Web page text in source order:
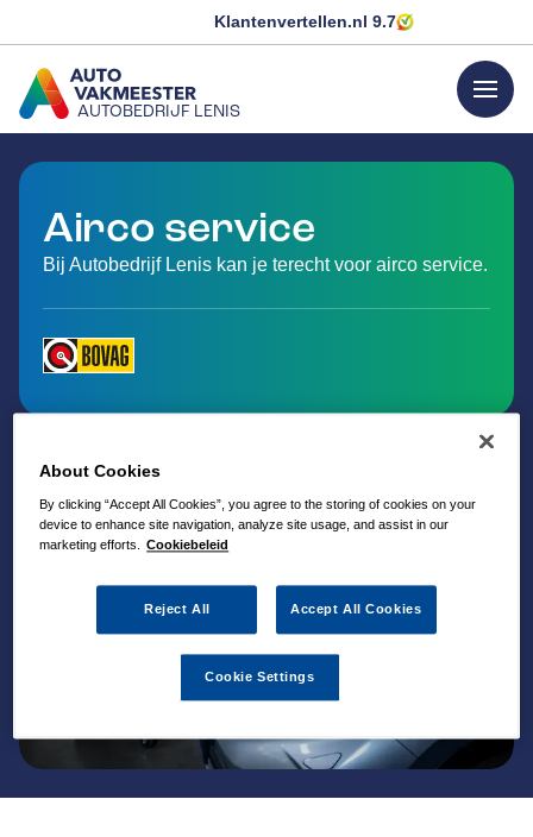
Klantenvertellen.nl 9.7
AUTOBEDRIJF LENIS
GA NAAR DE HOMEPAGINA
menu
Airco service
Bij Autobedrijf Lenis kan je terecht voor airco service.
About Cookies
By clicking “Accept All Cookies”, you agree to the storing of cookies on your
device to enhance site navigation, analyze site usage, and assist in our
marketing efforts.
Cookiebeleid
Reject All Accept All Cookies
Cookie Settings